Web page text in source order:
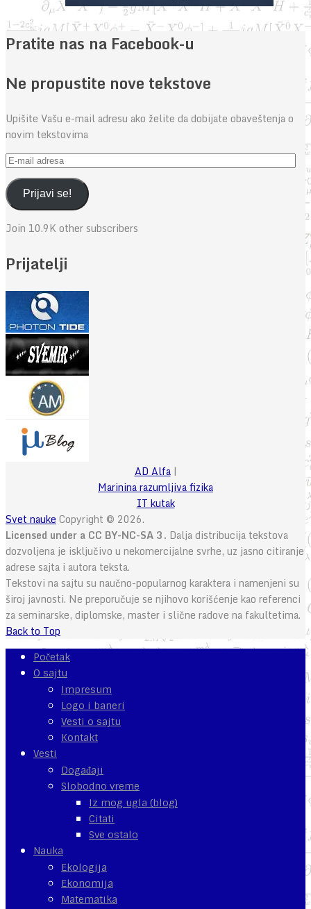
Pratite nas na Facebook-u
Ne propustite nove tekstove
Upišite Vašu e-mail adresu ako želite da dobijate obaveštenja o
novim tekstovima
E-
mail
adresaPrijavi se!
Join 10.9K other subscribers
Prijatelji
AD Alfa|
Marinina razumljiva fizika
IT kutak
Svet nauke Copyright © 2026.
Licensed under a CC BY-NC-SA 3. Dalja distribucija tekstova
dozvoljena je isključivo u nekomercijalne svrhe, uz jasno citiranje
adrese sajta i autora teksta.
Tekstovi na sajtu su naučno-popularnog karaktera i namenjeni su
široj javnosti. Ne preporučuje se njihovo korišćenje kao referenci
za seminarske, diplomske, master i slične radove na fakultetima.
Back to Top
Početak
O sajtu
Impresum
Logo i baneri
Vesti o sajtu
Kontakt
Vesti
Događaji
Slobodno vreme
Iz mog ugla (blog)
Citati
Sve ostalo
Nauka
Ekologija
Ekonomija
Matematika